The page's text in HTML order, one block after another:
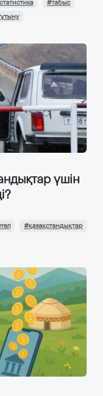
#табыс
үшін
#қазақстандықтар